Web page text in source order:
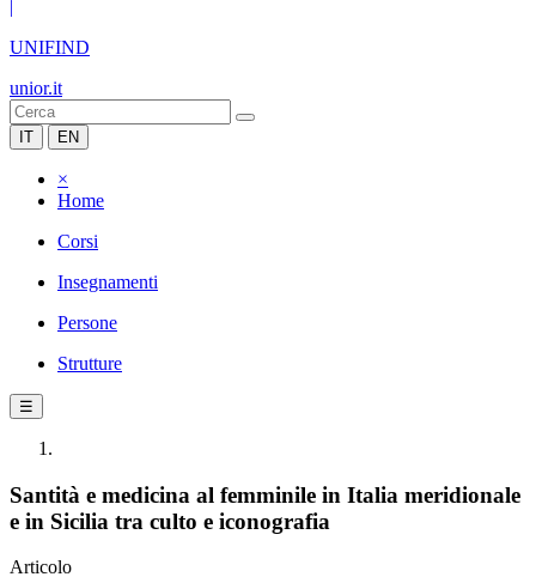
|
UNIFIND
unior.it
IT EN
×
Home
Corsi
Insegnamenti
Persone
Strutture
☰
Santità e medicina al femminile in Italia meridionale
e in Sicilia tra culto e iconografia
Articolo